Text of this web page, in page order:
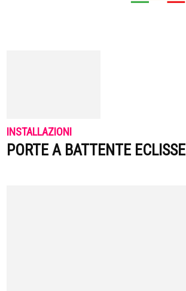
INSTALLAZIONI
PORTE A BATTENTE ECLISSE